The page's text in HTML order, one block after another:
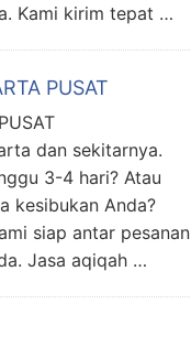
Kami kirim tepat …
PUSAT
dan sekitarnya.
3-4 hari? Atau
kesibukan Anda?
siap antar pesanan
Jasa aqiqah …